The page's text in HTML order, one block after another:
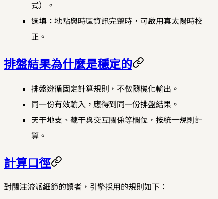
式）。
選填：地點與時區資訊完整時，可啟用真太陽時校
正。
排盤結果為什麼是穩定的
排盤遵循固定計算規則，不做隨機化輸出。
同一份有效輸入，應得到同一份排盤結果。
天干地支、藏干與交互關係等欄位，按統一規則計
算。
計算口徑
對關注流派細節的讀者，引擎採用的規則如下：